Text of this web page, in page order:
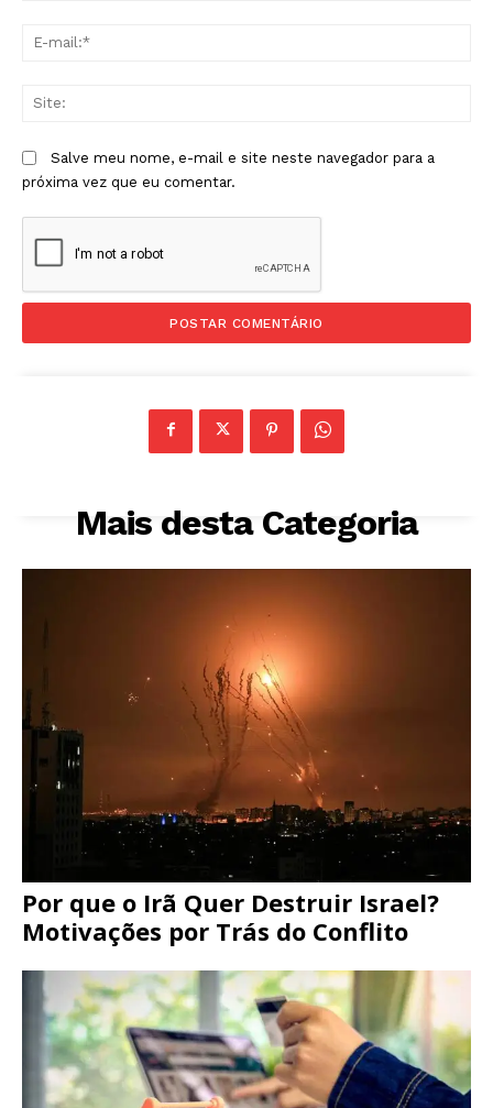
Salve meu nome, e-mail e site neste navegador para a
próxima vez que eu comentar.
Mais desta Categoria
Por que o Irã Quer Destruir Israel?
Motivações por Trás do Conflito